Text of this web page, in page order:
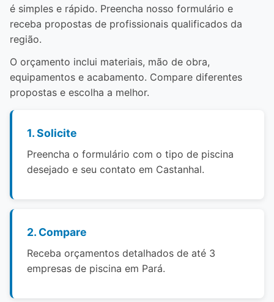
é simples e rápido. Preencha nosso formulário e
receba propostas de profissionais qualificados da
região.
O orçamento inclui materiais, mão de obra,
equipamentos e acabamento. Compare diferentes
propostas e escolha a melhor.
1. Solicite
Preencha o formulário com o tipo de piscina
desejado e seu contato em Castanhal.
2. Compare
Receba orçamentos detalhados de até 3
empresas de piscina em Pará.